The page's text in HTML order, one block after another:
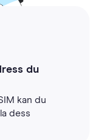
du
kan du
dess